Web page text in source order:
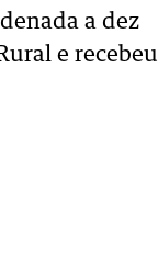
a dez
e recebeu